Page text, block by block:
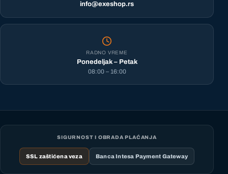
info@exeshop.rs
RADNO VREME
Ponedeljak – Petak
08:00 – 16:00
SIGURNOST I OBRADA PLAĆANJA
SSL zaštićena veza Banca Intesa Payment Gateway